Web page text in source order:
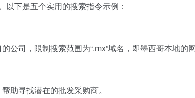
下是五个实用的搜索指令示例：
公司，限制搜索范围为“.mx”域名，即墨西哥本地的
助寻找潜在的批发采购商。